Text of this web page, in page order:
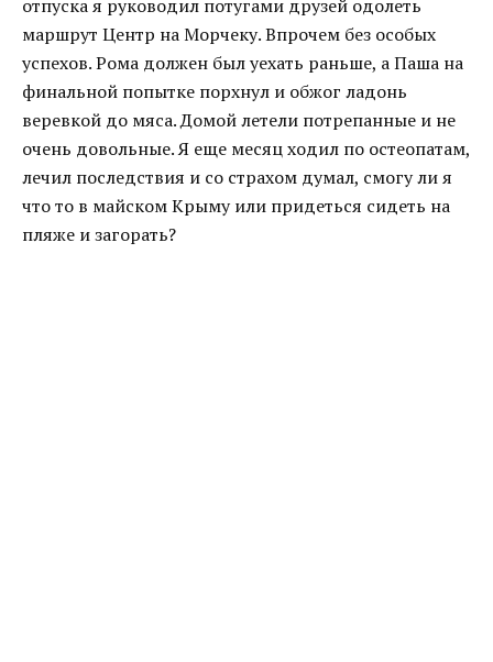
отпуска я руководил потугами друзей одолеть
маршрут Центр на Морчеку. Впрочем без особых
успехов. Рома должен был уехать раньше, а Паша на
финальной попытке порхнул и обжог ладонь
веревкой до мяса. Домой летели потрепанные и не
очень довольные. Я еще месяц ходил по остеопатам,
лечил последствия и со страхом думал, смогу ли я
что то в майском Крыму или придеться сидеть на
пляже и загорать?